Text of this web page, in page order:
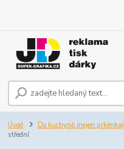
Úvod Do kuchyně (nejen prkénka)
střední